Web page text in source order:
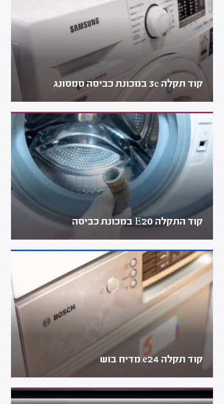
קוד תקלה 3e במכונת כביסה סמסונג
קוד התקלה E20 במכונת כביסה
קוד תקלה e24 מדיח בוש